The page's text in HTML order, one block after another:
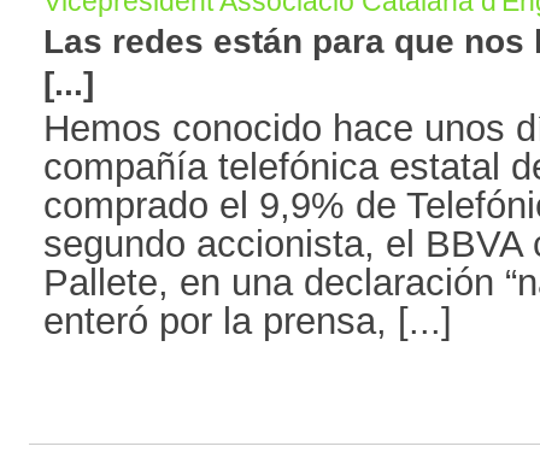
Las redes están para que
[...]
Hemos conocido hace unos
compañía telefónica estatal
comprado el 9,9% de
segundo accionista, el
Pallete, en una declaración
enteró por la prensa, [...]